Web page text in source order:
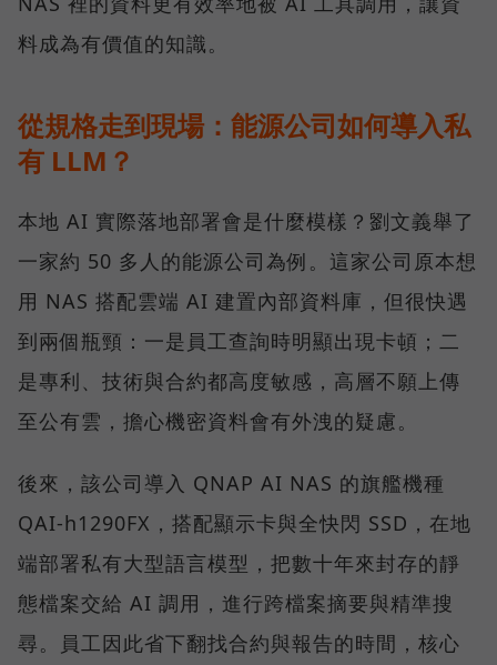
料成為有價值的知識。
從規格走到現場：能源公司如何導入私
有 LLM？
本地 AI 實際落地部署會是什麼模樣？劉文義舉了
一家約 50 多人的能源公司為例。這家公司原本想
用 NAS 搭配雲端 AI 建置內部資料庫，但很快遇
到兩個瓶頸：一是員工查詢時明顯出現卡頓；二
是專利、技術與合約都高度敏感，高層不願上傳
至公有雲，擔心機密資料會有外洩的疑慮。
後來，該公司導入 QNAP AI NAS 的旗艦機種
QAI-h1290FX，搭配顯示卡與全快閃 SSD，在地
端部署私有大型語言模型，把數十年來封存的靜
態檔案交給 AI 調用，進行跨檔案摘要與精準搜
尋。員工因此省下翻找合約與報告的時間，核心